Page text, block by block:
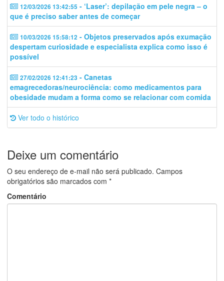
12/03/2026 13:42:55 - ‘Laser’: depilação em pele negra – o
que é preciso saber antes de começar
10/03/2026 15:58:12 - Objetos preservados após exumação
despertam curiosidade e especialista explica como isso é
possível
27/02/2026 12:41:23 - Canetas
emagrecedoras/neurociência: como medicamentos para
obesidade mudam a forma como se relacionar com comida
Ver todo o histórico
Deixe um comentário
O seu endereço de e-mail não será publicado. Campos
obrigatórios são marcados com *
Comentário